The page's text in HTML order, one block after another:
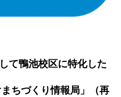
て鴨池校区に特化した
ちづくり情報局」（再